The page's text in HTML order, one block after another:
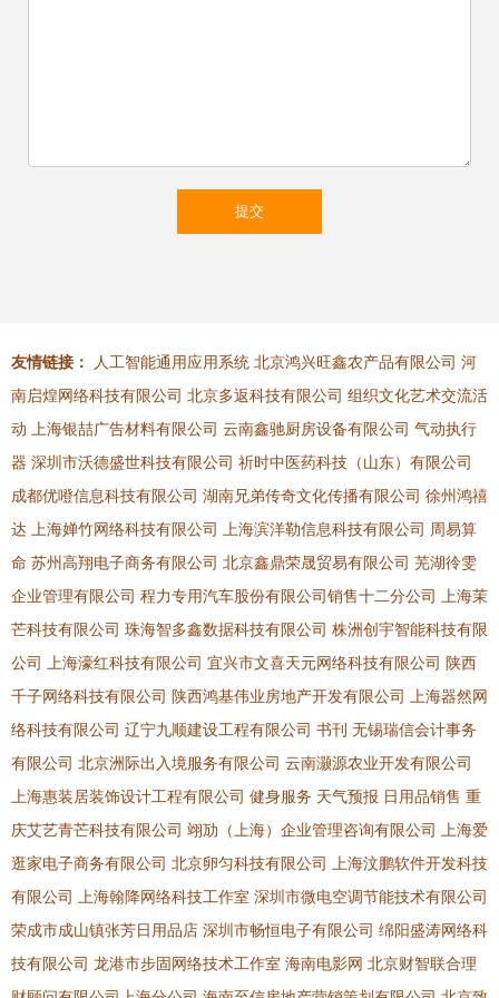
友情链接： 人工智能通用应用系统 北京鸿兴旺鑫农产品有限公司 河
南启煌网络科技有限公司 北京多返科技有限公司 组织文化艺术交流活
动
上海银喆广告材料有限公司 云南鑫驰厨房设备有限公司 气动执行
器 深圳市沃德盛世科技有限公司 祈时中医药科技（山东）有限公司
成都优噔信息科技有限公司 湖南兄弟传奇文化传播有限公司 徐州鸿禧
达
上海婵竹网络科技有限公司 上海滨洋勒信息科技有限公司 周易算
命 苏州高翔电子商务有限公司 北京鑫鼎荣晟贸易有限公司 芜湖彾雯
企业管理有限公司 程力专用汽车股份有限公司销售十二分公司
上海茉
芒科技有限公司 珠海智多鑫数据科技有限公司 株洲创宇智能科技有限
公司
上海濠红科技有限公司 宜兴市文喜天元网络科技有限公司 陕西
千子网络科技有限公司 陕西鸿基伟业房地产开发有限公司
上海器然网
络科技有限公司 辽宁九顺建设工程有限公司 书刊 无锡瑞信会计事务
有限公司 北京洲际出入境服务有限公司 云南灏源农业开发有限公司
上海惠装居装饰设计工程有限公司 健身服务 天气预报 日用品销售 重
庆艾艺青芒科技有限公司 翊劢（上海）企业管理咨询有限公司
上海爱
逛家电子商务有限公司 北京卵匀科技有限公司
上海汶鹏软件开发科技
有限公司
上海翰降网络科技工作室 深圳市微电空调节能技术有限公司
荣成市成山镇张芳日用品店 深圳市畅恒电子有限公司 绵阳盛涛网络科
技有限公司 龙港市步固网络技术工作室 海南电影网 北京财智联合理